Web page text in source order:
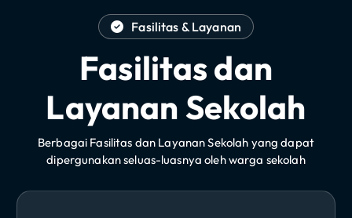
Fasilitas & Layanan
Fasilitas dan
Layanan Sekolah
Berbagai Fasilitas dan Layanan Sekolah yang dapat
dipergunakan seluas-luasnya oleh warga sekolah